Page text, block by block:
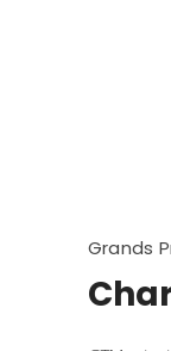
Grands